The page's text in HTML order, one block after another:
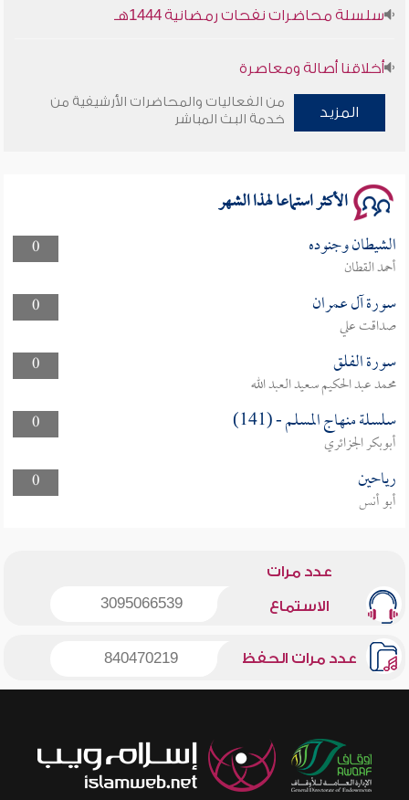
سلسلة محاضرات نفحات رمضانية 1444هـ
أخلاقنا أصالة ومعاصرة
وأمنهم من خوف 9
المزيد
من الفعاليات والمحاضرات الأرشيفية من
خدمة البث المباشر
الأكثر استماعا لهذا الشهر
0 الشيطان وجنوده
أحمد القطان
0
سورة آل عمران
صداقت علي
0
سورة الفلق
محمد عبد الحكيم سعيد العبد الله
0
سلسلة منهاج المسلم - (141)
أبوبكر الجزائري
0
رياحين
أبو أنس
عدد مرات
الاستماع 3095066539
عدد مرات الحفظ 840470219